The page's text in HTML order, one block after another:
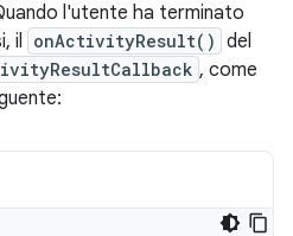
l'utente ha terminato
il onActivityResult() del
, come